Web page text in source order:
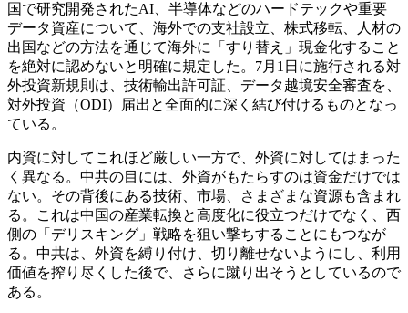
国で研究開発されたAI、半導体などのハードテックや重要
データ資産について、海外での支社設立、株式移転、人材の
出国などの方法を通じて海外に「すり替え」現金化すること
を絶対に認めないと明確に規定した。7月1日に施行される対
外投資新規則は、技術輸出許可証、データ越境安全審査を、
対外投資（ODI）届出と全面的に深く結び付けるものとなっ
ている。
内資に対してこれほど厳しい一方で、外資に対してはまった
く異なる。中共の目には、外資がもたらすのは資金だけでは
ない。その背後にある技術、市場、さまざまな資源も含まれ
る。これは中国の産業転換と高度化に役立つだけでなく、西
側の「デリスキング」戦略を狙い撃ちすることにもつなが
る。中共は、外資を縛り付け、切り離せないようにし、利用
価値を搾り尽くした後で、さらに蹴り出そうとしているので
ある。